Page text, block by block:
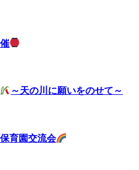
～天の川に願いをのせて～
育園交流会